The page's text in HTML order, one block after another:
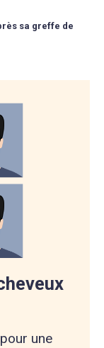
sa greffe de
une